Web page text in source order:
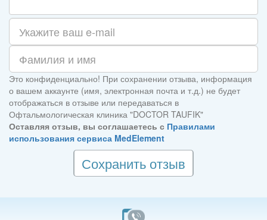
Это конфиденциально! При сохранении отзыва, информация
о вашем аккаунте (имя, электронная почта и т.д.) не будет
отображаться в отзыве или передаваться в
Офтальмологическая клиника "DOCTOR TAUFIK"
Оставляя отзыв, вы соглашаетесь с Правилами
использования сервиса MedElement
Сохранить отзыв